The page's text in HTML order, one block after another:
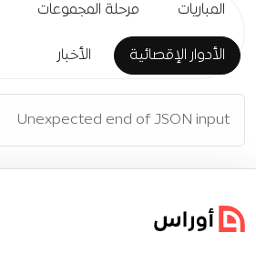
المباريات مرحلة المجموعات
الأدوار الإقصائية الأخبار
Unexpected end of JSON input